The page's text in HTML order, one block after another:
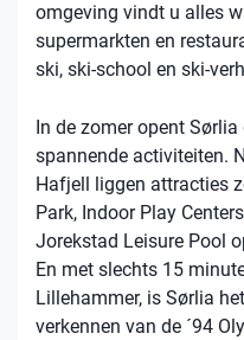
omgeving vindt u alles
supermarkten en
ski, ski-school en ski-
In de zomer opent
spannende activiteiten.
Hafjell liggen attracties
Park, Indoor Play
Jorekstad Leisure Pool
En met slechts 15
Lillehammer, is Sørlia
verkennen van de ´94